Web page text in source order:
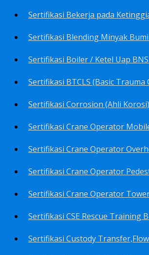
Sertifikasi Blending Minyak Bumi
Sertifikasi Boiler / Ketel Uap
Sertifikasi Corrosion (Ahli
Sertifikasi Crane Operator
Sertifikasi Crane Operator
Sertifikasi Crane Operator
Sertifikasi CSE Rescue Training